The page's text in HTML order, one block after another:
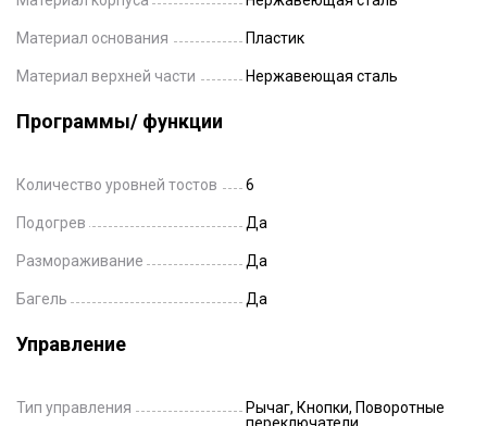
Материал основания Пластик
Материал верхней части Нержавеющая сталь
Программы/ функции
Количество уровней тостов 6
Подогрев Да
Размораживание Да
Багель Да
Управление
Тип управления
Рычаг, Кнопки, Поворотные
переключатели